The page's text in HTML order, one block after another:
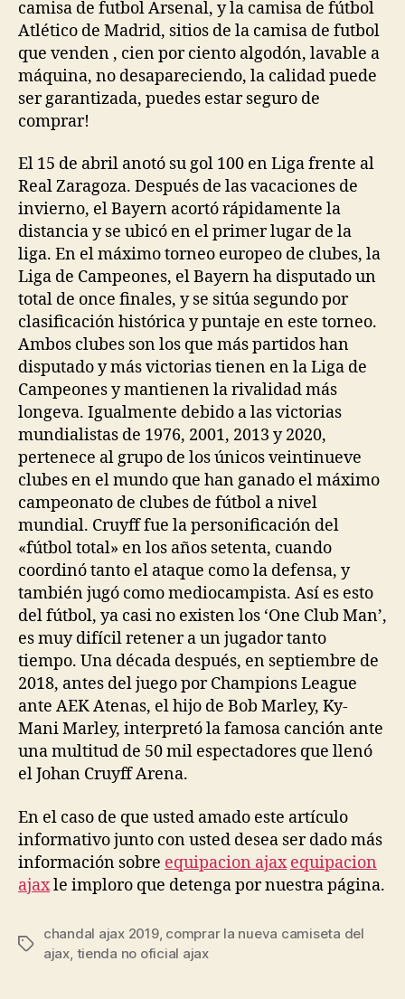
camisa de futbol Arsenal, y la camisa de fútbol
Atlético de Madrid, sitios de la camisa de futbol
que venden , cien por ciento algodón, lavable a
máquina, no desapareciendo, la calidad puede
ser garantizada, puedes estar seguro de
comprar!
El 15 de abril anotó su gol 100 en Liga frente al
Real Zaragoza. Después de las vacaciones de
invierno, el Bayern acortó rápidamente la
distancia y se ubicó en el primer lugar de la
liga. En el máximo torneo europeo de clubes, la
Liga de Campeones, el Bayern ha disputado un
total de once finales, y se sitúa segundo por
clasificación histórica y puntaje en este torneo.
Ambos clubes son los que más partidos han
disputado y más victorias tienen en la Liga de
Campeones y mantienen la rivalidad más
longeva. Igualmente debido a las victorias
mundialistas de 1976, 2001, 2013 y 2020,
pertenece al grupo de los únicos veintinueve
clubes en el mundo que han ganado el máximo
campeonato de clubes de fútbol a nivel
mundial. Cruyff fue la personificación del
«fútbol total» en los años setenta, cuando
coordinó tanto el ataque como la defensa, y
también jugó como mediocampista. Así es esto
del fútbol, ya casi no existen los ‘One Club Man’,
es muy difícil retener a un jugador tanto
tiempo. Una década después, en septiembre de
2018, antes del juego por Champions League
ante AEK Atenas, el hijo de Bob Marley, Ky-
Mani Marley, interpretó la famosa canción ante
una multitud de 50 mil espectadores que llenó
el Johan Cruyff Arena.
En el caso de que usted amado este artículo
informativo junto con usted desea ser dado más
información sobre equipacion ajax equipacion
ajaxle imploro que detenga por nuestra página.
Etiquetas
chandal ajax 2019, comprar la nueva camiseta del
ajax tienda no oficial ajax